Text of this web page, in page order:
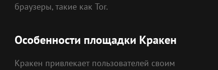
браузеры, такие как Tor.
Особенности площадки Кракен
Кракен привлекает пользователей своим